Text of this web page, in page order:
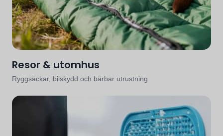
Resor & utomhus
Ryggsäckar, bilskydd och bärbar utrustning